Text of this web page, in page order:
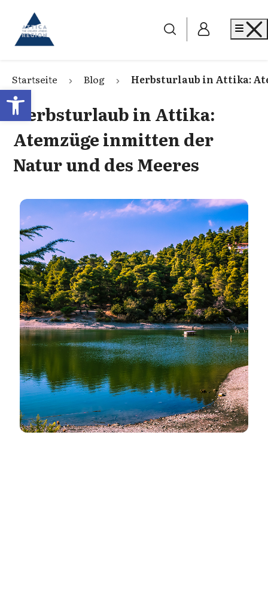
Open toolbar
Go to home
Startseite Blog Herbsturlaub in Attika:
Herbsturlaub in Attika:
Atemzüge inmitten der
Natur und des Meeres